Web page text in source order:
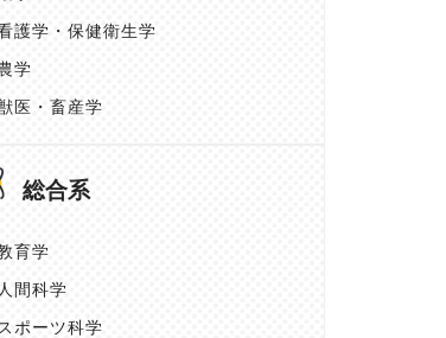
護学・保健衛生学
学
医・畜産学
総合系
育学
人間科学
スポーツ科学